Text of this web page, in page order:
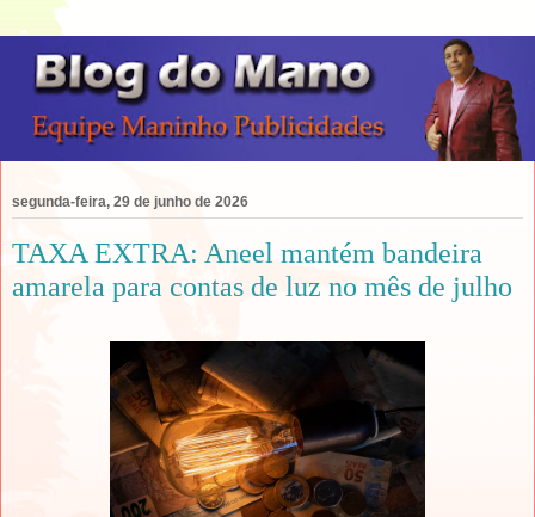
segunda-feira, 29 de junho de 2026
TAXA EXTRA: Aneel mantém bandeira
amarela para contas de luz no mês de julho